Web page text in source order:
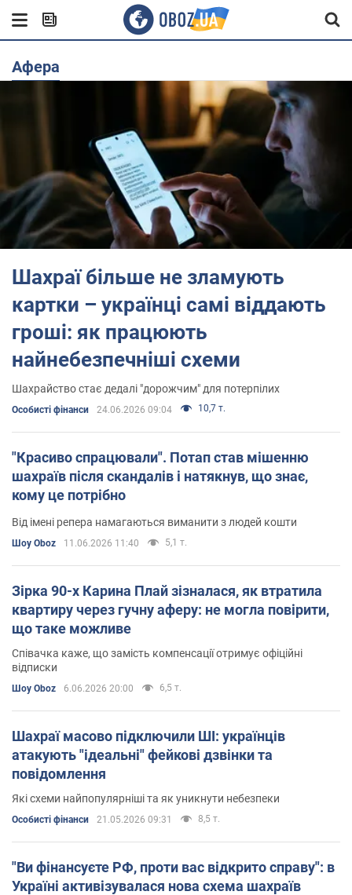
афера
Шахраї більше не зламують
картки – українці самі віддають
гроші: як працюють
найнебезпечніші схеми
Шахрайство стає дедалі "дорожчим" для потерпілих
Особисті фінанси 24.06.2026 09:04 10,7 т.
"Красиво спрацювали". Потап став мішенню
шахраїв після скандалів і натякнув, що знає,
кому це потрібно
Від імені репера намагаються виманити з людей кошти
Шоу Oboz 11.06.2026 11:40 5,1 т.
Зірка 90-х Карина Плай зізналася, як втратила
квартиру через гучну аферу: не могла повірити,
що таке можливе
Співачка каже, що замість компенсації отримує офіційні
відписки
Шоу Oboz 6.06.2026 20:00 6,5 т.
Шахраї масово підключили ШІ: українців
атакують "ідеальні" фейкові дзвінки та
повідомлення
Які схеми найпопулярніші та як уникнути небезпеки
Особисті фінанси 21.05.2026 09:31 8,5 т.
"Ви фінансуєте РФ, проти вас відкрито справу": в
Україні активізувалася нова схема шахраїв